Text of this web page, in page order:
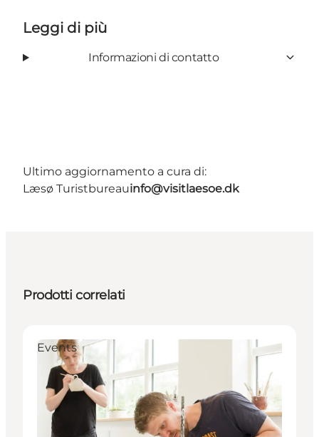
Leggi di più
Informazioni di contatto
Ultimo aggiornamento a cura di:
Læsø Turistbureauinfo@visitlaesoe.dk
Prodotti correlati
Events